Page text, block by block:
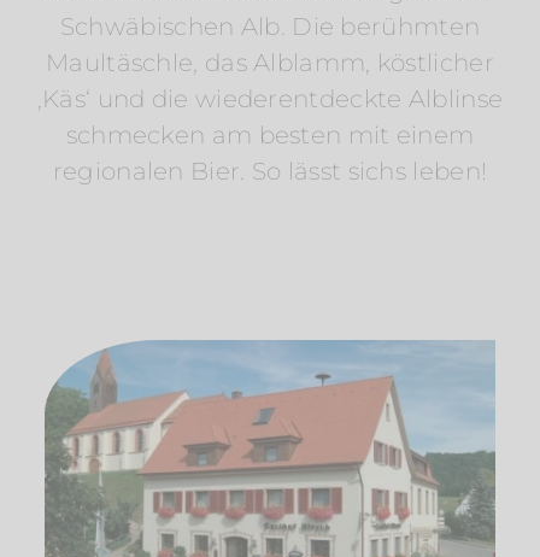
Schwäbischen Alb. Die berühmten
Maultäschle, das Alblamm, köstlicher
‚Käs‘ und die wiederentdeckte Alblinse
schmecken am besten mit einem
regionalen Bier. So lässt sichs leben!